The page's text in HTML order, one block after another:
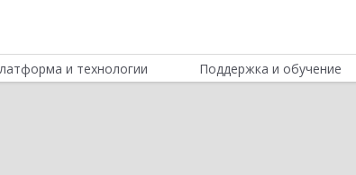
и технологии Поддержка и обучение